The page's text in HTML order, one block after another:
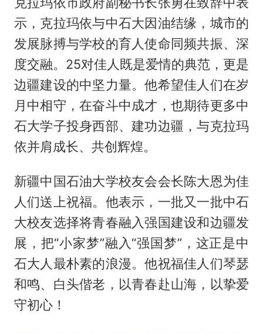
示，克拉玛依与中石大因油结缘，城市的
发展脉搏与学校的育人使命同频共振、深
度交融。25对佳人既是爱情的典范，更是
边疆建设的中坚力量。他希望佳人们在岁
月中相守，在奋斗中成才，也期待更多中
石大学子投身西部、建功边疆，与克拉玛
依并肩成长、共创辉煌。
新疆中国石油大学校友会会长陈大恩为佳
人们送上祝福。他表示，一批又一批中石
大校友选择将青春融入强国建设和边疆发
展，把“小家梦”融入“强国梦”，这正是中
石大人最朴素的浪漫。他祝福佳人们琴瑟
和鸣、白头偕老，以青春赴山海，以挚爱
守初心！